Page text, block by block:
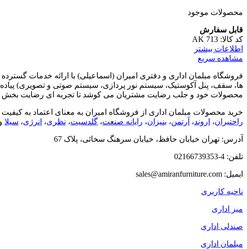
محصولات موجود
قابل سفارش
کد کالا: AK 713
اطلاعات بیشتر
مشاهده سریع
فروشگاه مبلمان اداری و دفتری امیران (اسماعیلی) با ارائه خدمات
ها، سقف، پنل آکوستیک، سیستم نور پردازی، سیستم صوتی و تصویری)
محصولات خود و جلب رضایت مشتریان می کوشد تا تجربه ای رضایت بخش و
خرید محصولات مبلمان اداری از فروشگاه امیران به معنای اعتماد به
راحتیران، اروند، آرتمن، بنیزان، رایانه صنعت، گلدسیت، نظری، انرژی، سیلا
آدرس: تهران خیابان حافظ، خیابان سرهنگ سخائی، پلاک 67
تلفن: 4-02166739353
ایمیل: sales@amiranfurniture.com
ناحیه کاربری
میز اداری
صندلی اداری
مبلمان اداری